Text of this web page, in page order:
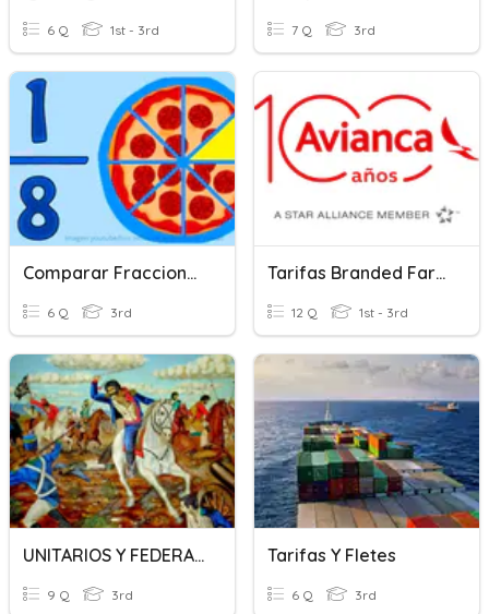
6 Q 1st - 3rd 7 Q 3rd
Comparar Fracciones Unitarias
6 Q 3rd
Tarifas Branded Fares
12 Q 1st - 3rd
UNITARIOS Y FEDERALES
9 Q 3rd
Tarifas Y Fletes
6 Q 3rd